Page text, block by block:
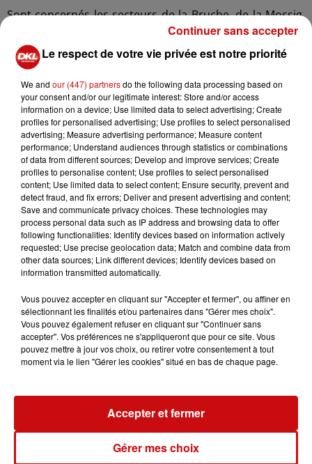
Sont concernés les secteurs de la Bruche, de la Mossig,
de l’Ehn, de l’Andlau, du Giessen et de la Liepvrette.
Malgré les pluies enregistrées au cours du mois de juin,
les débits des cours d’eau restent insuffisants pour
compenser le manque d’eau accumulé depuis le début
du printemps.
Selon les services de l’État, cette situation résulte
principalement d’un déficit de précipitations observé
depuis le mois de mars, combiné à des températures
élevées enregistrées au cours du mois de mai. La nappe
phréatique d’Alsace montre également des signes de
fragilité.
À ce stade, aucune restriction obligatoire n’a été mise en
place. Le classement en vigilance constitue toutefois un
signal d’alerte destiné à sensibiliser la population et à
prévenir une aggravation de la situation dans les
semaines à venir.
Les habitants sont ainsi encouragés à réduire leur
consommation d’eau au quotidien. Les autorités
recommandent notamment de limiter le gaspillage, de
privilégier les douches plutôt que les bains et
Alors que les prévisions météorologiques annoncent
peu de précipitations dans les prochains jours, la
vigilance de chacun est jugée essentielle pour préserver
Le respect de votre vie privée est notre priorité
We and our (447) partnersdo the following data processing based on
your consent and/or our legitimate interest: Store and/or access
information on a device; Use limited data to select advertising; Create
profiles for personalised advertising; Use profiles to select personalised
advertising; Measure advertising performance; Measure content
performance; Understand audiences through statistics or combinations
of data from different sources; Develop and improve services; Create
profiles to personalise content; Use profiles to select personalised
content; Use limited data to select content; Ensure security, prevent and
detect fraud, and fix errors; Deliver and present advertising and content;
Save and communicate privacy choices. These technologies may
process personal data such as IP address and browsing data to offer
following functionalities: Identify devices based on information actively
requested; Use precise geolocation data; Match and combine data from
other data sources; Link different devices; Identify devices based on
information transmitted automatically.
Vous pouvez accepter en cliquant sur "Accepter et fermer", ou affiner en
sélectionnant les finalités et/ou partenaires dans "Gérer mes choix".
Vous pouvez également refuser en cliquant sur "Continuer sans
accepter". Vos préférences ne s'appliqueront que pour ce site. Vous
pouvez mettre à jour vos choix, ou retirer votre consentement à tout
moment via le lien "Gérer les cookies" situé en bas de chaque page.
Gérer mes choix
Accepter et fermer
Continuer sans accepter